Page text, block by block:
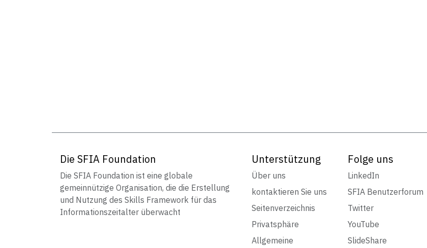
Die SFIA Foundation
Die SFIA Foundation ist eine globale
gemeinnützige Organisation, die die Erstellung
und Nutzung des Skills Framework für das
Informationszeitalter überwacht
Unterstützung
Über uns
kontaktieren Sie uns
Seitenverzeichnis
Privatsphäre
Allgemeine
Folge uns
LinkedIn
SFIA Benutzerforum
Twitter
YouTube
SlideShare